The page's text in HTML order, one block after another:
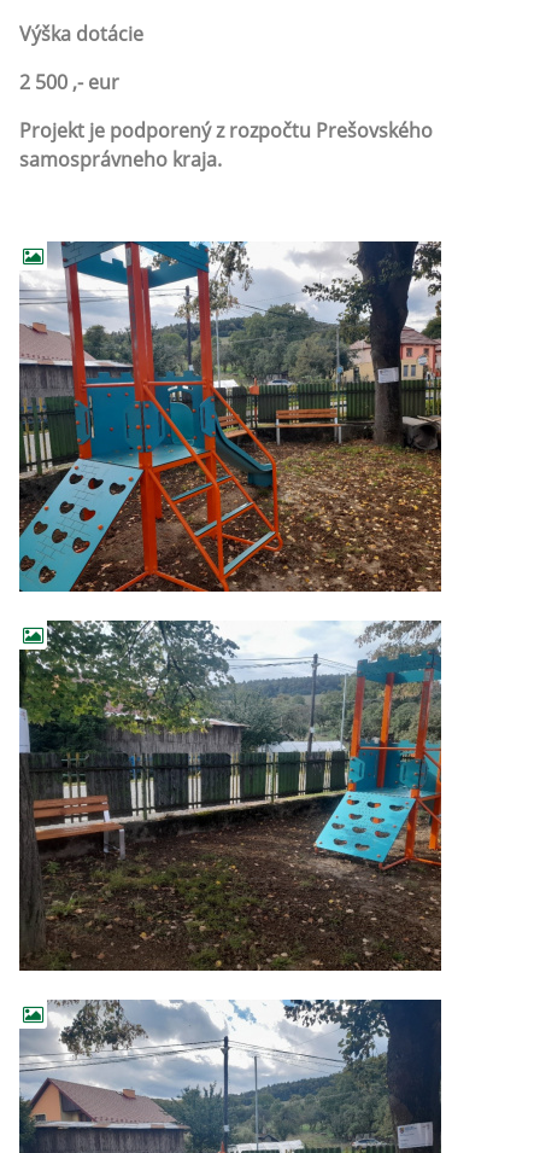
Výška dotácie
2 500 ,- eur
Projekt je podporený z rozpočtu Prešovského
samosprávneho kraja.